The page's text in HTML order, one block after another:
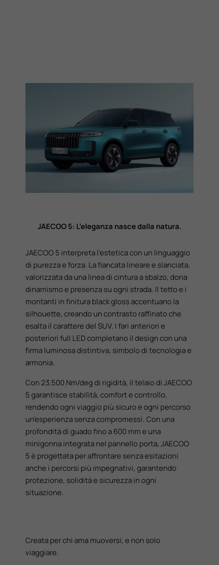
JAECOO 5: L’eleganza nasce dalla natura.
JAECOO 5 interpreta l’estetica con un linguaggio
di purezza e forza. La fiancata lineare e slanciata,
valorizzata da una linea di cintura a sbalzo, dona
dinamismo e presenza su ogni strada. Il tetto e i
montanti in finitura black gloss accentuano la
silhouette, creando un contrasto raffinato che
esalta il carattere del SUV. I fari anteriori e
posteriori full LED completano il design con una
firma luminosa distintiva, simbolo di tecnologia e
armonia.
Con 23.500 Nm/deg di rigidità, il telaio di JAECOO
5 garantisce stabilità, comfort e controllo,
rendendo ogni viaggio più sicuro e ogni percorso
un’esperienza senza compromessi. Con una
profondità di guado fino a 600 mm e una
minigonna integrata nel pannello porta, JAECOO
5 è progettata per affrontare senza esitazioni
anche i percorsi più impegnativi, garantendo
protezione, solidità e sicurezza in ogni
situazione.
Creata per chi ama muoversi, e non solo
viaggiare.